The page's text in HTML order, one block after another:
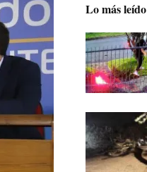
Lo más leído